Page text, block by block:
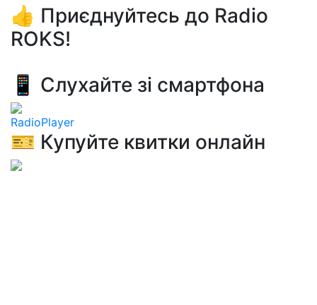
👍 Приєднуйтесь до Radio
ROKS!
📱 Слухайте зі смартфона
RadioPlayer
🎫 Купуйте квитки онлайн